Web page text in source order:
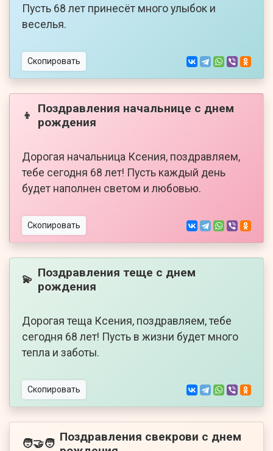
Пусть 68 лет принесёт много улыбок и
веселья.
Скопировать
👦
Поздравления начальнице с днем
рождения
Дорогая начальница Ксения, поздравляем,
тебе сегодня 68 лет! Пусть каждый день
будет наполнен светом и любовью.
Скопировать
💫 Поздравления теще с днем
рождения
Дорогая теща Ксения, поздравляем, тебе
сегодня 68 лет! Пусть в жизни будет много
тепла и заботы.
Скопировать
🧑‍🤝‍🧑 Поздравления свекрови с днем